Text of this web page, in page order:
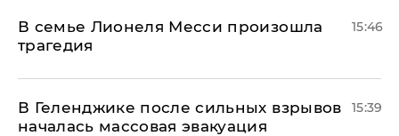
В семье Лионеля Месси произошла
трагедия
15:46
В Геленджике после сильных взрывов
началась массовая эвакуация
15:39